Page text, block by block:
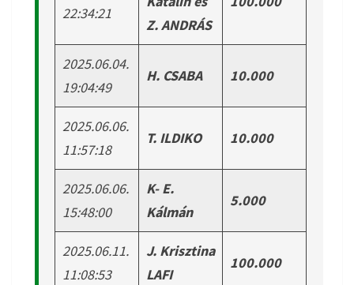
22:34:21
Z. ANDRÁS
2025.06.04.
19:04:49
H. CSABA 10.000
2025.06.06.
11:57:18
T. ILDIKO 10.000
2025.06.06.
15:48:00
K- E.
Kálmán
5.000
2025.06.11.
11:08:53
J. Krisztina
LAFI
100.000